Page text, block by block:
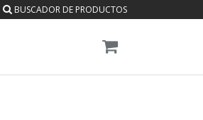
BUSCADOR DE PRODUCTOS